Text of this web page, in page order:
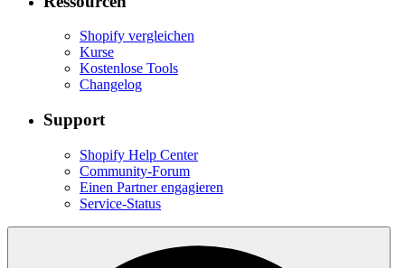
Shopify vergleichen
Kurse
Kostenlose Tools
Changelog
Support
Shopify Help Center
Community-Forum
Einen Partner engagieren
Service-Status